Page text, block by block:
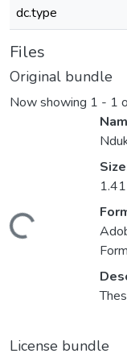
dc.type
Files
Original bundle
Now showing 1 - 1
License bundle